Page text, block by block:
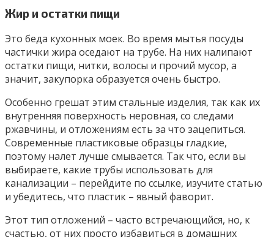
Жир и остатки пищи
Это беда кухонных моек. Во время мытья посуды
частички жира оседают на трубе. На них налипают
остатки пищи, нитки, волосы и прочий мусор, а
значит, закупорка образуется очень быстро.
Особенно грешат этим стальные изделия, так как их
внутренняя поверхность неровная, со следами
ржавчины, и отложениям есть за что зацепиться.
Современные пластиковые образцы гладкие,
поэтому налет лучше смывается. Так что, если вы
выбираете, какие трубы использовать для
канализации – перейдите по ссылке, изучите статью
и убедитесь, что пластик – явный фаворит.
Этот тип отложений – часто встречающийся, но, к
счастью, от них просто избавиться в домашних